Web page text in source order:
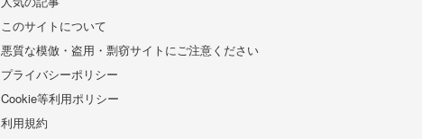
このサイトについて
悪質な模倣・盗用・剽窃サイトにご注意ください
プライバシーポリシー
Cookie等利用ポリシー
利用規約